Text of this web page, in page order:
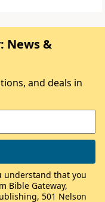
News &
and deals in
understand that you
Bible Gateway,
501 Nelson